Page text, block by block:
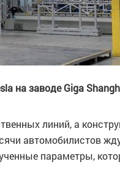
на заводе Giga
линий, а
автомобилистов
параметры,